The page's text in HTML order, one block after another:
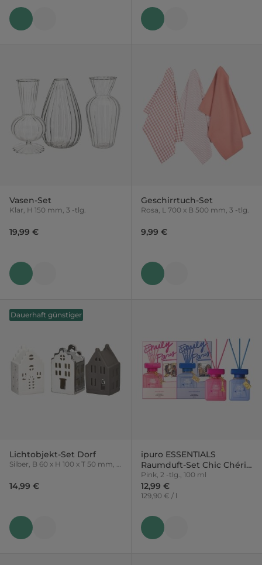
Vasen-Set
Klar, H 150 mm, 3 -tlg.
19,99 €
Geschirrtuch-Set
Rosa, L 700 x B 500 mm, 3 -tlg.
9,99 €
Lichtobjekt-Set Dorf
Silber, B 60 x H 100 x T 50 mm, 3
14,99 €
Dauerhaft günstiger
ipuro ESSENTIALS
Raumduft-Set Chic Chérie
& Icône de Mode
Pink, 2 -tlg., 100 ml
12,99 €
129,90 € / l